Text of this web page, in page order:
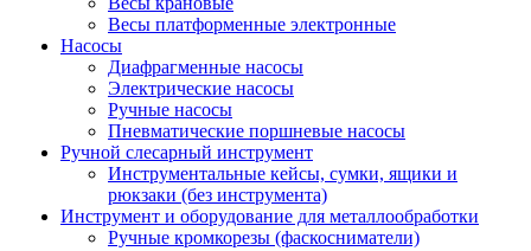
Весы платформенные электронные
Насосы
Диафрагменные насосы
Электрические насосы
Ручные насосы
Пневматические поршневые насосы
Ручной слесарный инструмент
Инструментальные кейсы, сумки, ящики и
рюкзаки (без инструмента)
Инструмент и оборудование для металлообработки
Ручные кромкорезы (фаскосниматели)